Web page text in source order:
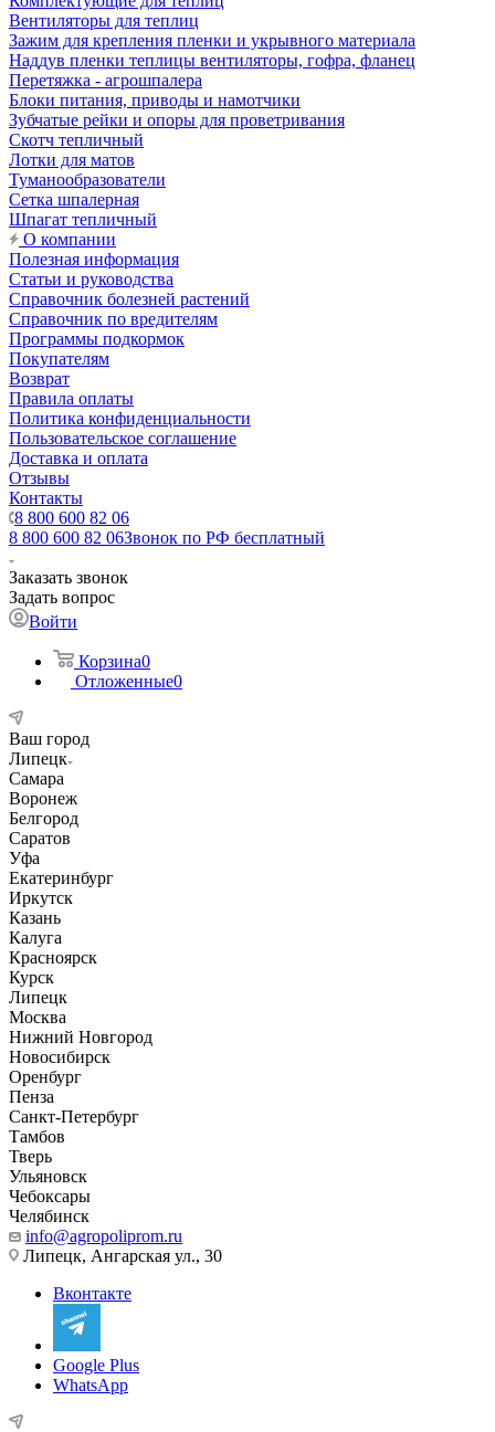
Вентиляторы для теплиц
Зажим для крепления пленки и укрывного материала
Наддув пленки теплицы вентиляторы, гофра, фланец
Перетяжка - агрошпалера
Блоки питания, приводы и намотчики
Зубчатые рейки и опоры для проветривания
Скотч тепличный
Лотки для матов
Туманообразователи
Сетка шпалерная
Шпагат тепличный
О компании
Полезная информация
Статьи и руководства
Справочник болезней растений
Справочник по вредителям
Программы подкормок
Покупателям
Возврат
Правила оплаты
Политика конфиденциальности
Пользовательское соглашение
Доставка и оплата
Отзывы
Контакты
8 800 600 82 06
8 800 600 82 06Звонок по РФ бесплатный
Заказать звонок
Задать вопрос
Войти
Корзина0
Отложенные0
Ваш город
Липецк
Самара
Воронеж
Белгород
Саратов
Уфа
Екатеринбург
Иркутск
Казань
Калуга
Красноярск
Курск
Липецк
Москва
Нижний Новгород
Новосибирск
Оренбург
Пенза
Санкт-Петербург
Тамбов
Тверь
Ульяновск
Чебоксары
Челябинск
info@agropoliprom.ru
Липецк, Ангарская ул., 30
Вконтакте
Google Plus
WhatsApp